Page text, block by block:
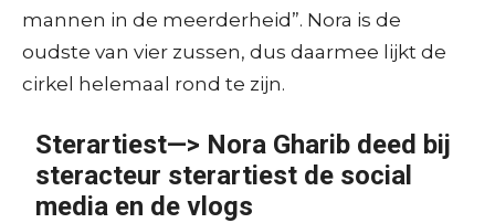
mannen in de meerderheid”. Nora is de
oudste van vier zussen, dus daarmee lijkt de
cirkel helemaal rond te zijn.
Sterartiest—> Nora Gharib deed bij
steracteur sterartiest de social
media en de vlogs